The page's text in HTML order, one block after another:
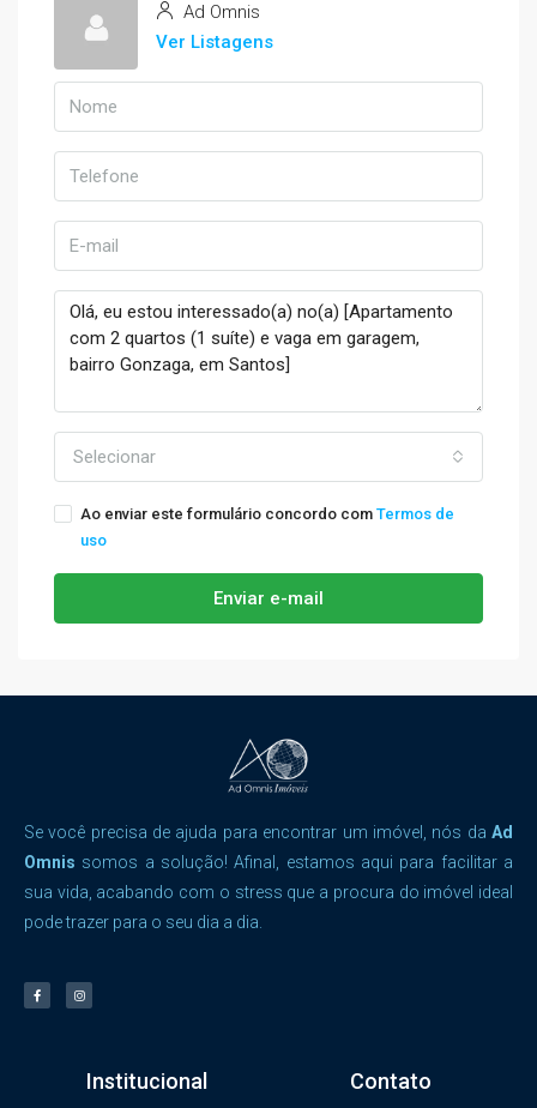
Ad Omnis
Ver Listagens
Selecionar
Ao enviar este formulário concordo com Termos de
uso
Enviar e-mail
Se você precisa de ajuda para encontrar um imóvel, nós da Ad
Omnis somos a solução! Afinal, estamos aqui para facilitar a
sua vida, acabando com o stress que a procura do imóvel ideal
pode trazer para o seu dia a dia.
Institucional Contato